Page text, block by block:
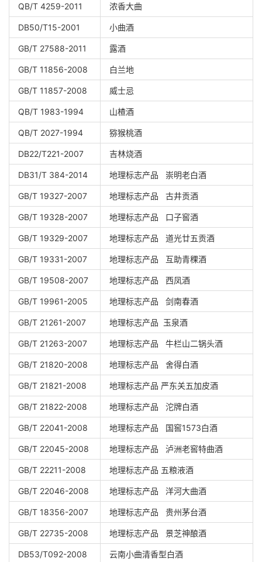
QB/T 4259-2011 浓香大曲
DB50/T15-2001 小曲酒
GB/T 27588-2011 露酒
GB/T 11856-2008 白兰地
GB/T 11857-2008 威士忌
QB/T 1983-1994 山楂酒
QB/T 2027-1994 猕猴桃酒
DB22/T221-2007 吉林烧酒
DB31/T 384-2014 地理标志产品 崇明老白酒
GB/T 19327-2007 地理标志产品 古井贡酒
GB/T 19328-2007 地理标志产品 口子窖酒
GB/T 19329-2007 地理标志产品 道光廿五贡酒
GB/T 19331-2007 地理标志产品 互助青稞酒
GB/T 19508-2007 地理标志产品 西凤酒
GB/T 19961-2005 地理标志产品 剑南春酒
GB/T 21261-2007 地理标志产品 玉泉酒
GB/T 21263-2007 地理标志产品 牛栏山二锅头酒
GB/T 21820-2008 地理标志产品 舍得白酒
GB/T 21821-2008 地理标志产品 严东关五加皮酒
GB/T 21822-2008 地理标志产品 沱牌白酒
GB/T 22041-2008 地理标志产品 国窖1573白酒
GB/T 22045-2008 地理标志产品 泸洲老窖特曲酒
GB/T 22211-2008 地理标志产品 五粮液酒
GB/T 22046-2008 地理标志产品 洋河大曲酒
GB/T 18356-2007 地理标志产品 贵州茅台酒
GB/T 22735-2008 地理标志产品 景芝神酿酒
DB53/T092-2008 云南小曲清香型白酒